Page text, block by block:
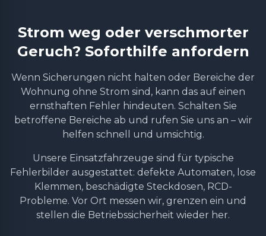
Strom weg oder verschmorter
Geruch? Soforthilfe anfordern
Wenn Sicherungen nicht halten oder Bereiche der
Wohnung ohne Strom sind, kann das auf einen
ernsthaften Fehler hindeuten. Schalten Sie
betroffene Bereiche ab und rufen Sie uns an – wir
helfen schnell und umsichtig.
Unsere Einsatzfahrzeuge sind für typische
Fehlerbilder ausgestattet: defekte Automaten, lose
Klemmen, beschädigte Steckdosen, RCD-
Probleme. Vor Ort messen wir, grenzen ein und
stellen die Betriebssicherheit wieder her.